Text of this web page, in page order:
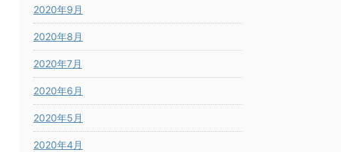
2020年9月
2020年8月
2020年7月
2020年6月
2020年5月
2020年4月